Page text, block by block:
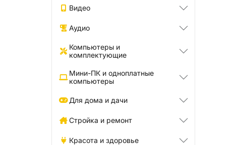
Видео
Аудио
Компьютеры и
комплектующие
Мини-ПК и одноплатные
компьютеры
Для дома и дачи
Стройка и ремонт
Красота и здоровье